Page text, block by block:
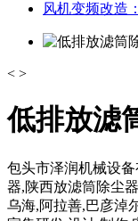
风机变频改造
< >
低排放滤
包头市泽润机械设
器,陕西放滤筒除尘
乌海,阿拉善,巴彦淖